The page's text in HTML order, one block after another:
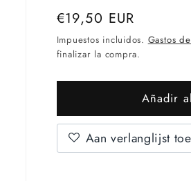
precio
normal
€19,50 EUR
Impuestos incluidos. Gastos
finalizar la compra.
Añadir
Aan verlanglijst